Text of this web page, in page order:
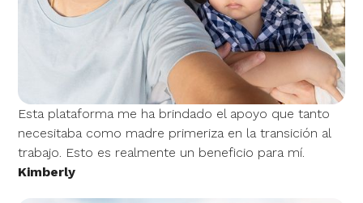
Esta plataforma me ha brindado el apoyo que tanto
necesitaba como madre primeriza en la transición al
trabajo. Esto es realmente un beneficio para mí.
Kimberly